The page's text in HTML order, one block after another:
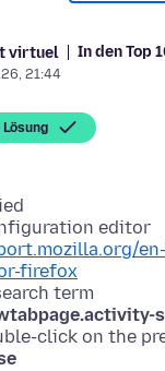
virtuel In den Top
21:44
editor
firefox
term
click on the